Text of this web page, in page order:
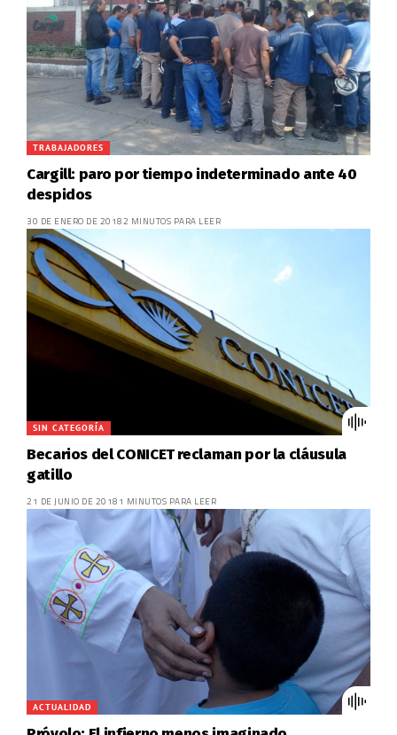
TRABAJADORES
Cargill: paro por tiempo indeterminado ante 40
despidos
30 DE ENERO DE 20182 MINUTOS PARA LEER
SIN CATEGORÍA
Becarios del CONICET reclaman por la cláusula
gatillo
21 DE JUNIO DE 2018 1 MINUTOS PARA LEER
ACTUALIDAD